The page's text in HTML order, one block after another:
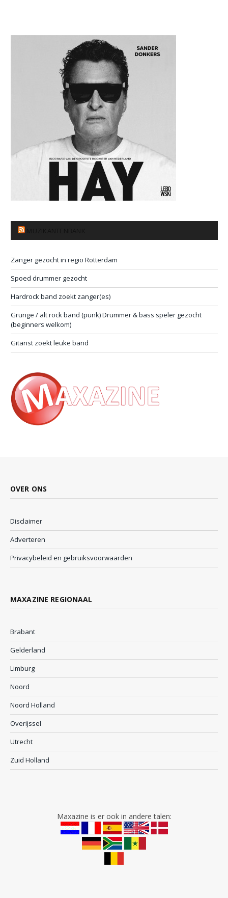
Zanger gezocht in regio Rotterdam
Spoed drummer gezocht
Hardrock band zoekt zanger(es)
Grunge / alt rock band (punk) Drummer & bass speler gezocht
(beginners welkom)
Gitarist zoekt leuke band
OVER ONS
Disclaimer
Adverteren
Privacybeleid en gebruiksvoorwaarden
MAXAZINE REGIONAAL
Brabant
Gelderland
Limburg
Noord
Noord Holland
Overijssel
Utrecht
Zuid Holland
Maxazine is er ook in andere talen: